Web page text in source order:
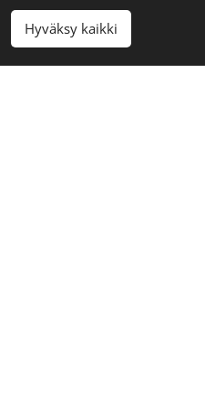
Hyväksy kaikki